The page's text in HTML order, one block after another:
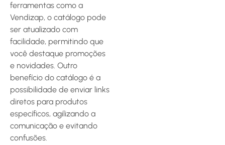
ferramentas como a
Vendizap, o catálogo pode
ser atualizado com
facilidade, permitindo que
você destaque promoções
e novidades. Outro
benefício do catálogo é a
possibilidade de enviar links
diretos para produtos
específicos, agilizando a
comunicação e evitando
confusões.